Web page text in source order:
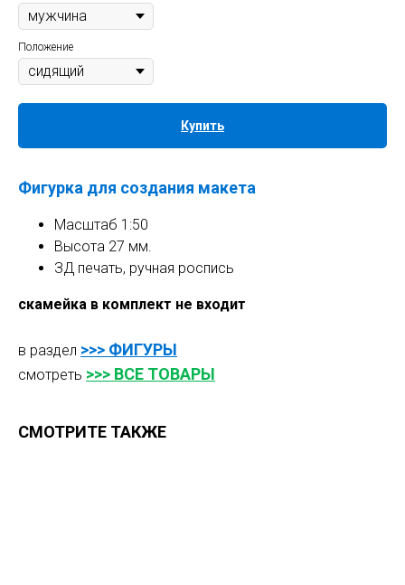
Положение
Купить
Фигурка для создания макета
Масштаб 1:50
Высота 27 мм.
ЗД печать, ручная роспись
скамейка в комплект не входит
в раздел >>> ФИГУРЫ
смотреть >>> ВСЕ ТОВАРЫ
СМОТРИТЕ ТАКЖЕ